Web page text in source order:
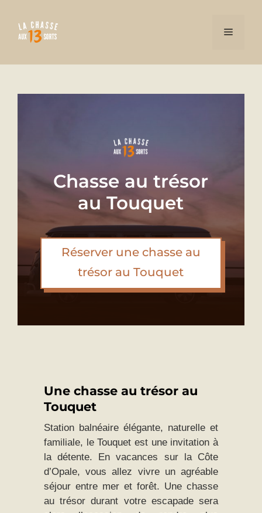
contenu
Menu
Chasse au trésor
au Touquet
Réserver une chasse au
trésor au Touquet
Une chasse au trésor au
Touquet
Station balnéaire élégante, naturelle et
familiale, le Touquet est une invitation à
la détente. En vacances sur la Côte
d’Opale, vous allez vivre un agréable
séjour entre mer et forêt. Une chasse
au trésor durant votre escapade sera